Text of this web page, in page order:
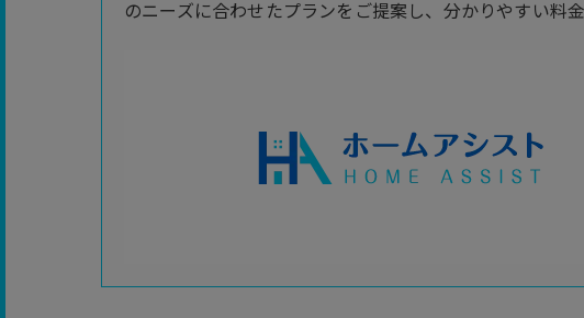
のニーズに合わせたプランをご提案し、分かりやすい料